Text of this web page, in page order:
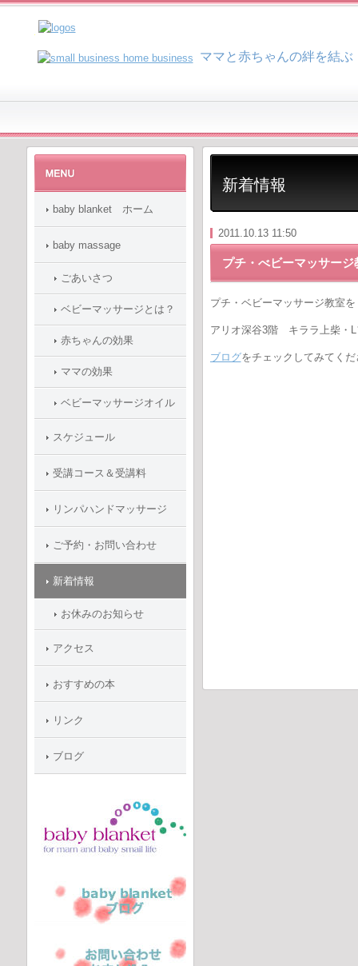
ママと赤ちゃんの絆を結
新着情報
2011.10.13 11:50
プチ・べビーマッサー
プチ・ベビーマッサージ教室を
アリオ深谷3階 キララ上柴・
ブログをチェックしてみてく
baby blanket ホーム
baby massage
ごあいさつ
ベビーマッサージとは？
赤ちゃんの効果
ママの効果
ベビーマッサージオイル
スケジュール
受講コース＆受講料
リンパハンドマッサージ
ご予約・お問い合わせ
新着情報
お休みのお知らせ
アクセス
おすすめの本
リンク
ブログ